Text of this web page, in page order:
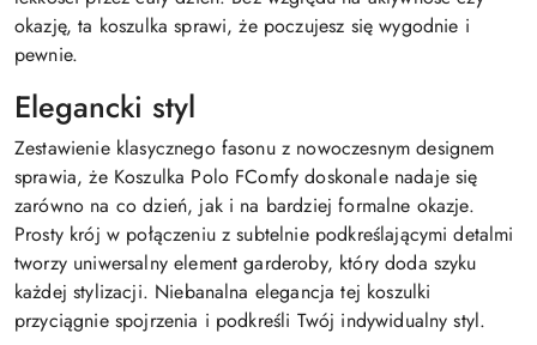
okazję, ta koszulka sprawi, że poczujesz się wygodnie i
pewnie.
Elegancki styl
Zestawienie klasycznego fasonu z nowoczesnym designem
sprawia, że Koszulka Polo FComfy doskonale nadaje się
zarówno na co dzień, jak i na bardziej formalne okazje.
Prosty krój w połączeniu z subtelnie podkreślającymi detalmi
tworzy uniwersalny element garderoby, który doda szyku
każdej stylizacji. Niebanalna elegancja tej koszulki
przyciągnie spojrzenia i podkreśli Twój indywidualny styl.